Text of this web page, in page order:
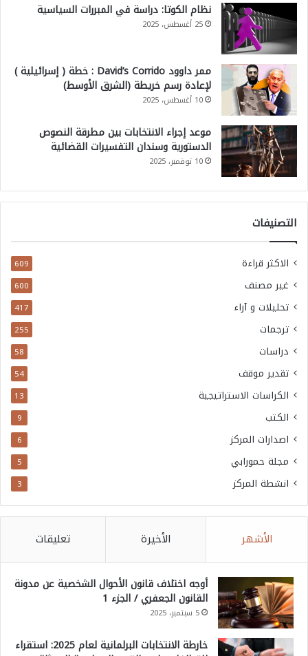
نظام الكوتا: دراسة في المبررات السياسية
25 أغسطس، 2025
ممر داوود David’s Corrido : خطة ( إسرائيلية )
لإعادة رسم خريطة (الشرق الأوسط)
10 أغسطس، 2025
موعد إجراء الانتخابات بين مطرقة النصوص
الدستورية وسندان التفسيرات القضائية
10 نوفمبر، 2025
التصنيفات
الاكثر قراءة 609
غير مصنف 600
تحليلات و آراء 417
ترجمات 255
دراسات 58
تقدير موقف 54
الكراسات الاستراتيجية 13
الكتب 9
اصدارات المركز 6
مجلة حمورابي 5
انشطة المركز 3
الأشهر الأخيرة تعليقات
أوجه اختلاف قانون الأحوال الشخصية عن مدونة
القانون الجعفري / الجزء 1
5 سبتمبر، 2025
خارطة الانتخابات البرلمانية لعام 2025: استقراء